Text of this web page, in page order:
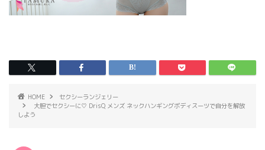
HOME
セクシーランジェリー
大胆でセクシーに♡ DrisQ メンズ ネックハンギングボディスーツで自分を解放
しよう